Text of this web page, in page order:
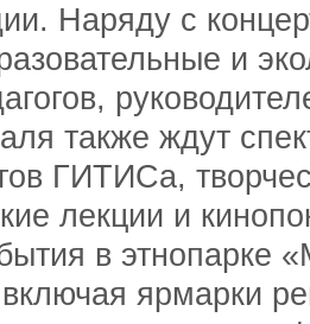
Наряду с
и
также ждут
ГИТИСа,
лекции и
в этнопарке
ярмарки